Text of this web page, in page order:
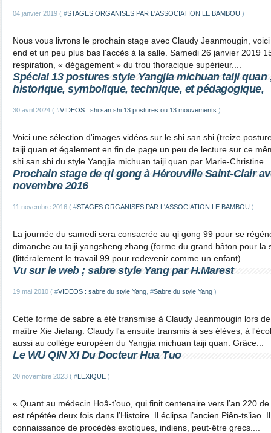
04 janvier 2019 ( #STAGES ORGANISES PAR L'ASSOCIATION LE BAMBOU )
Nous vous livrons le prochain stage avec Claudy Jeanmougin,
end et un peu plus bas l'accès à la salle. Samedi 26 janvier 2019
respiration, « dégagement » du trou thoracique supérieur....
Spécial 13 postures style Yangjia michuan taiji
historique, symbolique, technique, et pédagogique,
30 avril 2024 ( #VIDEOS : shi san shi 13 postures ou 13 mouvements )
Voici une sélection d'images vidéos sur le shi san shi (treize
taiji quan et également en fin de page un peu de lecture sur ce
shi san shi du style Yangjia michuan taiji quan par Marie-Christine...
Prochain stage de qi gong à Hérouville Saint-Clair
novembre 2016
11 novembre 2016 ( #STAGES ORGANISES PAR L'ASSOCIATION LE BAMBOU )
La journée du samedi sera consacrée au qi gong 99 pour se
dimanche au taiji yangsheng zhang (forme du grand bâton pour la
(littéralement le travail 99 pour redevenir comme un enfant)...
Vu sur le web ; sabre style Yang par H.Marest
19 mai 2010 ( #VIDEOS : sabre du style Yang , #Sabre du style Yang )
Cette forme de sabre a été transmise à Claudy Jeanmougin lors
maître Xie Jiefang. Claudy l'a ensuite transmis à ses élèves, à
aussi au collège européen du Yangjia michuan taiji quan. Grâce...
Le WU QIN XI Du Docteur Hua Tuo
20 novembre 2023 ( #LEXIQUE )
« Quant au médecin Hoâ-t’ouo, qui finit centenaire vers l’an 220
est répétée deux fois dans l’Histoire. Il éclipsa l’ancien Piên-ts’iao.
connaissance de procédés exotiques, indiens, peut-être grecs....